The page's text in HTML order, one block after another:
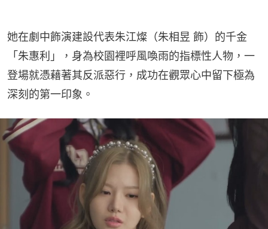
她在劇中飾演建設代表朱江燦（朱相昱 飾）的千金
「朱惠利」，身為校園裡呼風喚雨的指標性人物，一
登場就憑藉著其反派惡行，成功在觀眾心中留下極為
深刻的第一印象。